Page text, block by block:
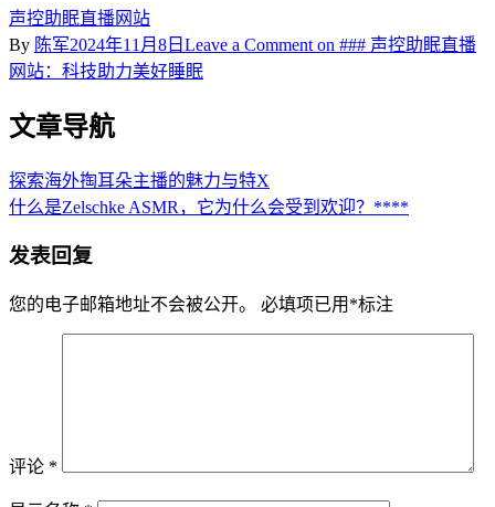
声控助眠直播网站
By 陈军2024年11月8日 Leave a Comment on ### 声控助眠直播
网站：科技助力美好睡眠
文章导航
探索海外掏耳朵主播的魅力与特X
什么是Zelschke ASMR，它为什么会受到欢迎？****
发表回复
您的电子邮箱地址不会被公开。 必填项已用 *标注
评论 *